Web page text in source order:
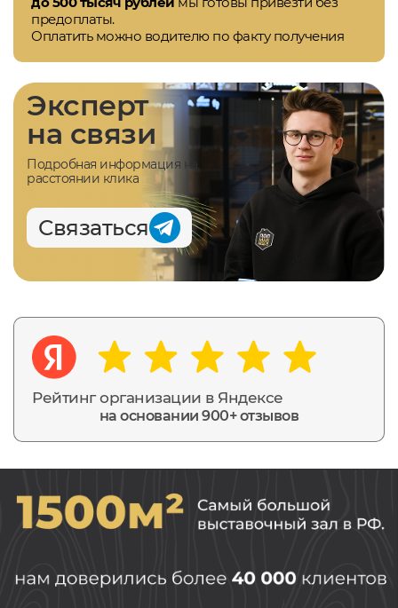
предоплаты.
Оплатить можно водителю по факту получения
Рейтинг организации в Яндексе
на основании 900+ отзывов
Эксперт
на связи
Подробная информация на
расстоянии клика
Связаться